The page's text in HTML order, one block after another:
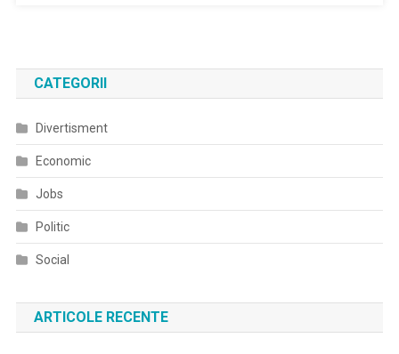
CATEGORII
Divertisment
Economic
Jobs
Politic
Social
ARTICOLE RECENTE